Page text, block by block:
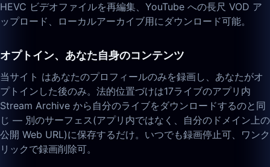
HEVC ビデオファイルを再編集、YouTube への長尺 VOD ア
ップロード、ローカルアーカイブ用にダウンロード可能。
オプトイン、あなた自身のコンテンツ
当サイト はあなたのプロフィールのみを録画し、あなたがオ
プトインした後のみ。法的位置づけは17ライブのアプリ内
Stream Archive から自分のライブをダウンロードするのと同
じ — 別のサーフェス(アプリ内ではなく、自分のドメイン上の
公開 Web URL)に保存するだけ。いつでも録画停止可、ワンク
リックで録画削除可。